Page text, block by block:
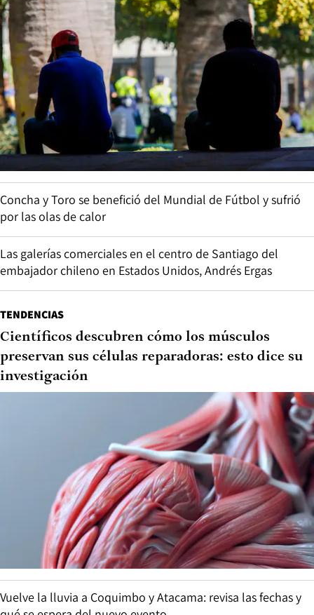
Concha y Toro se benefició del Mundial de Fútbol y sufrió
por las olas de calor
Las galerías comerciales en el centro de Santiago del
embajador chileno en Estados Unidos, Andrés Ergas
TENDENCIAS
Científicos descubren cómo los músculos
preservan sus células reparadoras: esto dice su
investigación
Vuelve la lluvia a Coquimbo y Atacama: revisa las fechas y